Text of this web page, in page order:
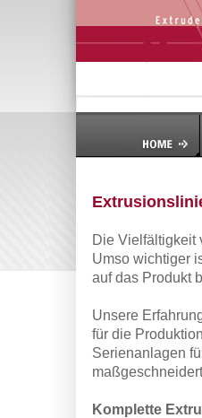
Die Vielfältigkeit
Umso wichtiger
auf das Produkt
Unsere
für die
Serienanlagen
Komplette